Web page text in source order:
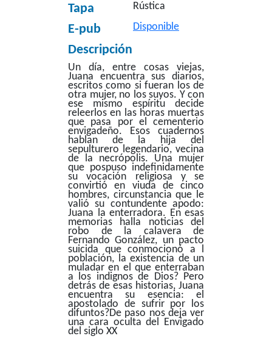
Tapa Rústica
E-pub Disponible
Descripción
Un día, entre cosas viejas,
Juana encuentra sus diarios,
escritos como si fueran los de
otra mujer, no los suyos. Y con
ese mismo espíritu decide
releerlos en las horas muertas
que pasa por el cementerio
envigadeño. Esos cuadernos
hablan de la hija del
sepulturero legendario, vecina
de la necrópolis. Una mujer
que pospuso indefinidamente
su vocación religiosa y se
convirtió en viuda de cinco
hombres, circunstancia que le
valió su contundente apodo:
Juana la enterradora. En esas
memorias halla noticias del
robo de la calavera de
Fernando González, un pacto
suicida que conmocionó a l
población, la existencia de un
muladar en el que enterraban
a los indignos de Dios? Pero
detrás de esas historias, Juana
encuentra su esencia: el
apostolado de sufrir por los
difuntos?De paso nos deja ver
una cara oculta del Envigado
del siglo XX